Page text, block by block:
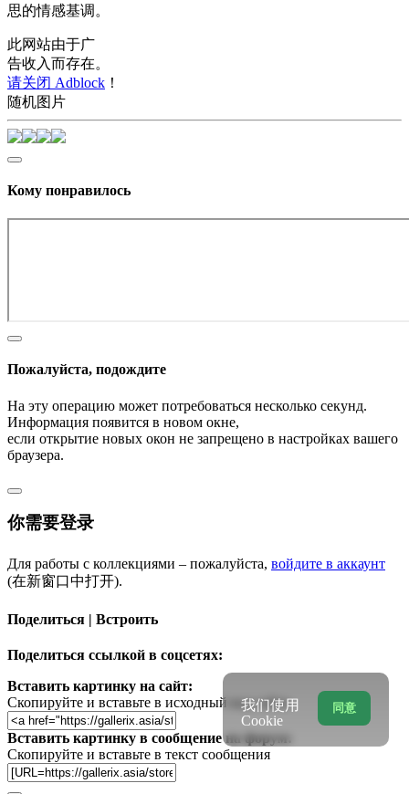
思的情感基调。
此网站由于广
告收入而存在。
请关闭 Adblock ！
随机图片
Кому понравилось
Пожалуйста, подождите
На эту операцию может потребоваться несколько секунд.
Информация появится в новом окне,
если открытие новых окон не запрещено в настройках вашего
браузера.
你需要登录
Для работы с коллекциями – пожалуйста, войдите в аккаунт
(在新窗口中打开).
Поделиться | Встроить
Поделиться ссылкой в соцсетях:
Вставить картинку на сайт:
Скопируйте и вставьте в исходный код сайта
Вставить картинку в сообщение на форум:
Скопируйте и вставьте в текст сообщения
同意
我们使用
Cookie